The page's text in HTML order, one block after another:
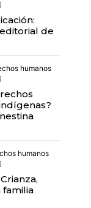
de
humanos
humanos